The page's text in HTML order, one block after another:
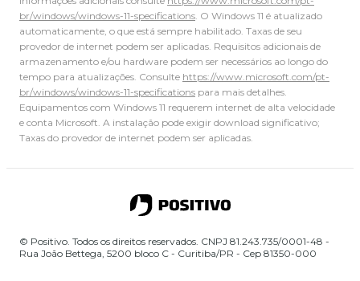
br/windows/windows-11-specifications . O Windows 11 é atualizado
automaticamente, o que está sempre habilitado. Taxas de seu
provedor de internet podem ser aplicadas. Requisitos adicionais de
armazenamento e/ou hardware podem ser necessários ao longo do
tempo para atualizações. Consulte https://www.microsoft.com/pt-
br/windows/windows-11-specifications para mais detalhes.
Equipamentos com Windows 11 requerem internet de alta velocidade
e conta Microsoft. A instalação pode exigir download significativo;
Taxas do provedor de internet podem ser aplicadas.
© Positivo. Todos os direitos reservados. CNPJ 81.243.735/0001-48 -
Rua João Bettega, 5200 bloco C - Curitiba/PR - Cep 81350-000